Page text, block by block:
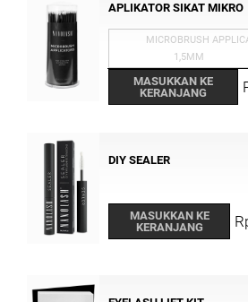
APLIKATOR SIKAT MIKRO
MASUKKAN KE
KERANJANG
MICROBRUSH
1,5MM
MICROBRUSH
DIY SEALER
MASUKKAN KE
KERANJANG